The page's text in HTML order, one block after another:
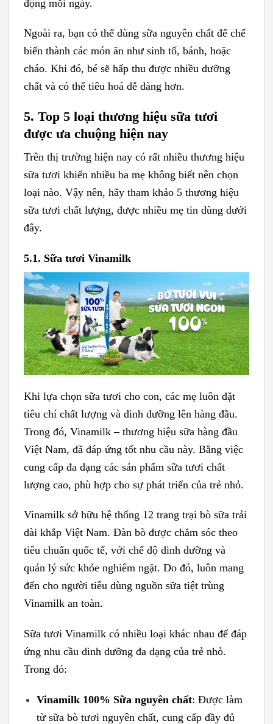
động mỗi ngày.
Ngoài ra, bạn có thể dùng sữa nguyên chất để chế
biến thành các món ăn như sinh tố, bánh, hoặc
cháo. Khi đó, bé sẽ hấp thu được nhiều dưỡng
chất và có thể tiêu hoá dễ dàng hơn.
5. Top 5 loại thương hiệu sữa tươi
được ưa chuộng hiện nay
Trên thị trường hiện nay có rất nhiều thương hiệu
sữa tươi khiến nhiều ba mẹ không biết nên chọn
loại nào. Vậy nên, hãy tham khảo 5 thương hiệu
sữa tươi chất lượng, được nhiều mẹ tin dùng dưới
đây.
5.1. Sữa tươi Vinamilk
Khi lựa chọn sữa tươi cho con, các mẹ luôn đặt
tiêu chí chất lượng và dinh dưỡng lên hàng đầu.
Trong đó, Vinamilk – thương hiệu sữa hàng đầu
Việt Nam, đã đáp ứng tốt nhu cầu này. Bằng việc
cung cấp đa dạng các sản phẩm sữa tươi chất
lượng cao, phù hợp cho sự phát triển của trẻ nhỏ.
Vinamilk sở hữu hệ thống 12 trang trại bò sữa trải
dài khắp Việt Nam. Đàn bò được chăm sóc theo
tiêu chuẩn quốc tế, với chế độ dinh dưỡng và
quản lý sức khỏe nghiêm ngặt. Do đó, luôn mang
đến cho người tiêu dùng nguồn sữa tiệt trùng
Vinamilk an toàn.
Sữa tươi Vinamilk có nhiều loại khác nhau để đáp
ứng nhu cầu dinh dưỡng đa dạng của trẻ nhỏ.
Trong đó:
Vinamilk 100% Sữa nguyên chất: Được làm
từ sữa bò tươi nguyên chất, cung cấp đầy đủ